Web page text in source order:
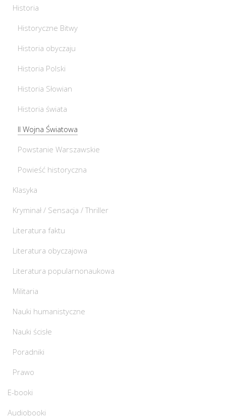
Historia
Historyczne Bitwy
Historia obyczaju
Historia Polski
Historia Słowian
Historia świata
II Wojna Światowa
Powstanie Warszawskie
Powieść historyczna
Klasyka
Kryminał / Sensacja / Thriller
Literatura faktu
Literatura obyczajowa
Literatura popularnonaukowa
Militaria
Nauki humanistyczne
Nauki ścisłe
Poradniki
Prawo
E-booki
Audiobooki